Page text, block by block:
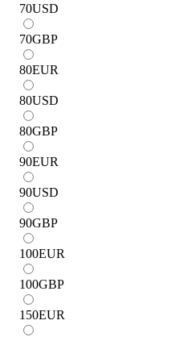
70USD
70GBP
80EUR
80USD
80GBP
90EUR
90USD
90GBP
100EUR
100GBP
150EUR